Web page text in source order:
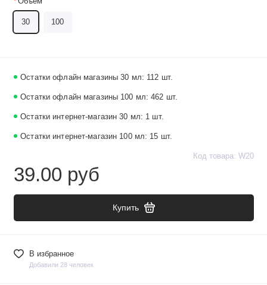
Остатки офлайн магазины 30 мл: 112 шт.
Остатки офлайн магазины 100 мл: 462 шт.
Остатки интернет-магазин 30 мл: 1 шт.
Остатки интернет-магазин 100 мл: 15 шт.
Код товара: W20
39.00 руб
Купить
В избранное
Добавили 28 человек
30 100